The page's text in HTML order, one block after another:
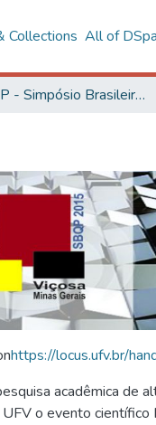
Collections All of
SBQP - Simpósio Brasileiro de Qualidade do Projeto no Ambiente Construído
https://locus.ufv.br/
acadêmica de
o evento